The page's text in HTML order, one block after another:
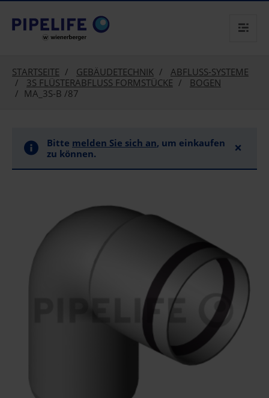
text.skipToContent
text.skipToNavigation
STARTSEITE GEBÄUDETECHNIK
ABFLUSS-SYSTEME
3S FLÜSTERABFLUSS FORMSTÜCKE
BOGEN
MA_3S-B /87
Bitte melden Sie sich an, um einkaufen
zu können.
×